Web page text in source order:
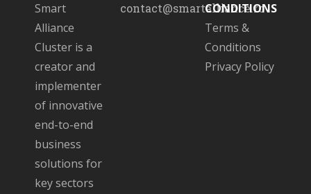
Smart
Alliance
Cluster is a
creator and
implementer
of innovative
end-to-end
business
solutions for
key sectors
contact@smartalliance.ro
CONDITIONS
Terms &
Conditions
Privacy Policy